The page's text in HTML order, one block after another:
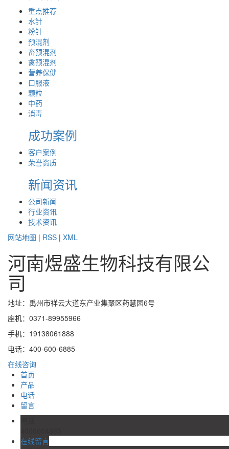
重点推荐
水针
粉针
预混剂
畜预混剂
禽预混剂
营养保健
口服液
颗粒
中药
消毒
成功案例
客户案例
荣誉资质
新闻资讯
公司新闻
行业资讯
技术资讯
网站地图 | RSS | XML
河南煜盛生物科技有限公
司
地址：禹州市祥云大道东产业集聚区药慧园6号
座机：0371-89955966
手机：19138061888
电话：400-600-6885
在线咨询
首页
产品
电话
留言
在线留言